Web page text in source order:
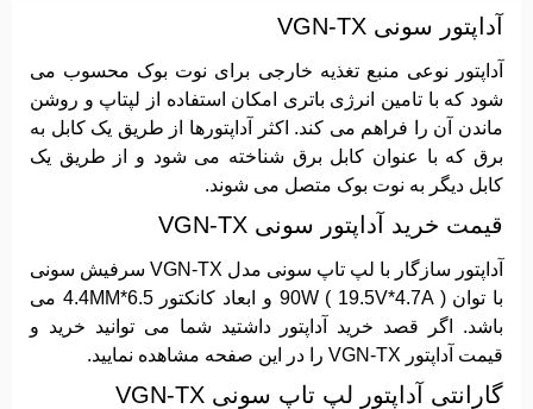
آداپتور سونی VGN-TX
آداپتور نوعی منبع تغذیه خارجی برای نوت بوک محسوب می
شود که با تامین انرژی باتری امکان استفاده از لپتاپ و روشن
ماندن آن را فراهم می کند. اکثر آداپتورها از طریق یک کابل به
برق که با عنوان کابل برق شناخته می شود و از طریق یک
کابل دیگر به نوت بوک متصل می شوند.
قیمت خرید آداپتور سونی VGN-TX
آداپتور سازگار با لپ تاپ سونی مدل VGN-TX سرفیش سونی
با توان 90W ( 19.5V*4.7A ) و ابعاد کانکتور 6.5*4.4MM می
باشد. اگر قصد خرید آداپتور داشتید شما می توانید خرید و
قیمت آداپتور VGN-TX را در این صفحه مشاهده نمایید.
گارانتی آداپتور لپ تاپ سونی VGN-TX